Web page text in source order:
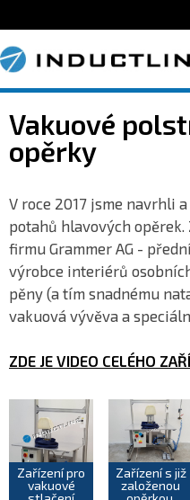
Jednoúčelové stroje
Vakuové
opěrky
V roce 2017 jsme navrhli
potahů hlavových
firmu Grammer AG -
výrobce interiérů
pěny (a tím snadnému
vakuová vývěva a
ZDE JE VIDEO CELÉHO
Zařízení pro
vakuové
Zařízení s již
založenou